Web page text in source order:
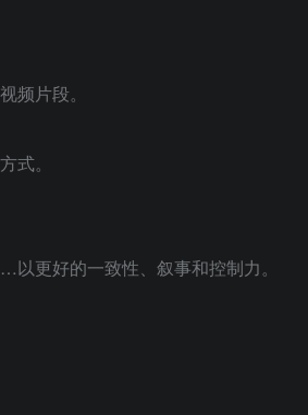
频片段。
式。
更好的一致性、叙事和控制力。